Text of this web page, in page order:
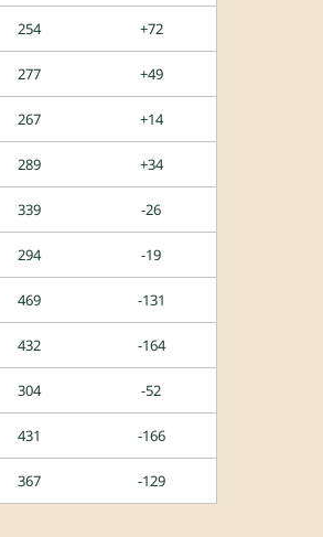
254 +72
277 +49
267 +14
289 +34
339 -26
294 -19
469 -131
432 -164
304 -52
431 -166
367 -129